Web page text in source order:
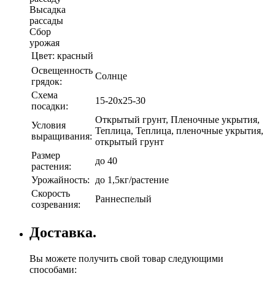
Высадка
рассады
Сбор
урожая
Цвет: красный
Освещенность
грядок:
Солнце
Схема
посадки:
15-20х25-30
Условия
выращивания:
Открытый грунт, Пленочные укрытия,
Теплица, Теплица, пленочные укрытия,
открытый грунт
Размер
растения:
до 40
Урожайность:
до 1,5кг/растение
Скорость
созревания:
Раннеспелый
Доставка.
Вы можете получить свой товар следующими
способами: